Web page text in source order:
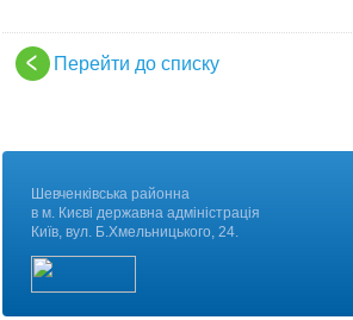
Перейти до списку
Шевченківська районна
в м. Києві державна
Київ, вул. Б.Хмельницького, 24.